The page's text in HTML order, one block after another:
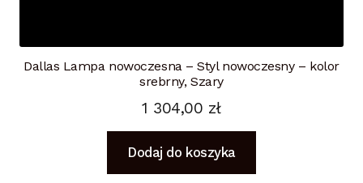
Dallas Lampa nowoczesna – Styl nowoczesny – kolor
srebrny, Szary
1 304,00 zł
Dodaj do koszyka